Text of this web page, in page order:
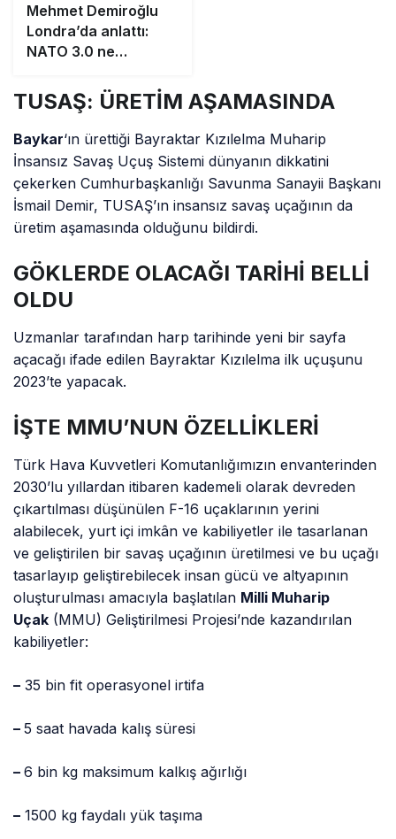
Mehmet Demiroğlu
Londra’da anlattı:
NATO 3.0 ne
TUSAŞ: ÜRETİM AŞAMASINDA
Baykar‘ın ürettiği Bayraktar Kızılelma Muharip
İnsansız Savaş Uçuş Sistemi dünyanın dikkatini
çekerken Cumhurbaşkanlığı Savunma Sanayii Başkanı
İsmail Demir, TUSAŞ’ın insansız savaş uçağının da
üretim aşamasında olduğunu bildirdi.
GÖKLERDE OLACAĞI TARİHİ BELLİ
OLDU
Uzmanlar tarafından harp tarihinde yeni bir sayfa
açacağı ifade edilen Bayraktar Kızılelma ilk uçuşunu
2023’te yapacak.
İŞTE MMU’NUN ÖZELLİKLERİ
Türk Hava Kuvvetleri Komutanlığımızın envanterinden
2030’lu yıllardan itibaren kademeli olarak devreden
çıkartılması düşünülen F-16 uçaklarının yerini
alabilecek, yurt içi imkân ve kabiliyetler ile tasarlanan
ve geliştirilen bir savaş uçağının üretilmesi ve bu uçağı
tasarlayıp geliştirebilecek insan gücü ve altyapının
oluşturulması amacıyla başlatılan Milli Muharip
Uçak (MMU) Geliştirilmesi Projesi’nde kazandırılan
kabiliyetler:
– 35 bin fit operasyonel irtifa
–5 saat havada kalış süresi
–6 bin kg maksimum kalkış ağırlığı
– 1500 kg faydalı yük taşıma